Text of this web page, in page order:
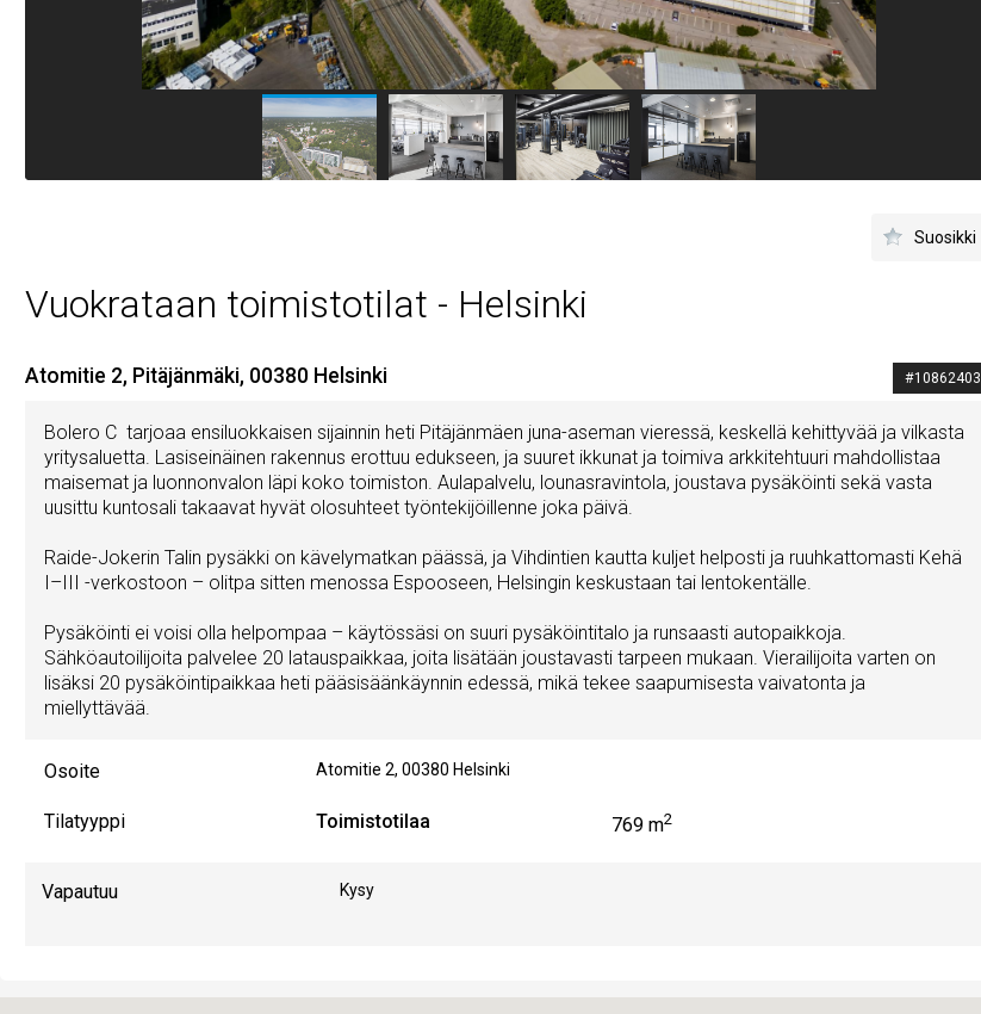
Suosikki
Vuokrataan toimistotilat - Helsinki
Atomitie 2, Pitäjänmäki, 00380 Helsinki #10862403
Bolero C tarjoaa ensiluokkaisen sijainnin heti Pitäjänmäen juna-aseman vieressä, keskellä kehittyvää ja vilkasta
yritysaluetta. Lasiseinäinen rakennus erottuu edukseen, ja suuret ikkunat ja toimiva arkkitehtuuri mahdollistaa
maisemat ja luonnonvalon läpi koko toimiston. Aulapalvelu, lounasravintola, joustava pysäköinti sekä vasta
uusittu kuntosali takaavat hyvät olosuhteet työntekijöillenne joka päivä.
Raide-Jokerin Talin pysäkki on kävelymatkan päässä, ja Vihdintien kautta kuljet helposti ja ruuhkattomasti Kehä
I–III -verkostoon – olitpa sitten menossa Espooseen, Helsingin keskustaan tai lentokentälle.
Pysäköinti ei voisi olla helpompaa – käytössäsi on suuri pysäköintitalo ja runsaasti autopaikkoja.
Sähköautoilijoita palvelee 20 latauspaikkaa, joita lisätään joustavasti tarpeen mukaan. Vierailijoita varten on
lisäksi 20 pysäköintipaikkaa heti pääsisäänkäynnin edessä, mikä tekee saapumisesta vaivatonta ja
miellyttävää.
Osoite Atomitie 2, 00380 Helsinki
Tilatyyppi Toimistotilaa 769 m2
Vapautuu Kysy